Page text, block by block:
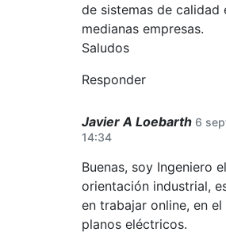
de sistemas de calidad
medianas empresas.
Saludos
Responder
Javier A Loebarth 6
14:34
Buenas, soy Ingeniero
orientación industrial,
en trabajar online, en
planos eléctricos.